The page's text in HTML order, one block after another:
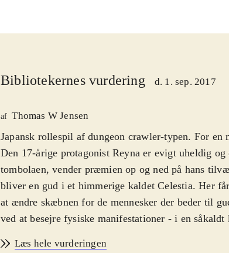
Bibliotekernes vurdering d. 1. sep. 2017
af Thomas W Jensen
Japansk rollespil af dungeon crawler-typen. For en
Den 17-årige protagonist Reyna er evigt uheldig
tombolaen, vender præmien op og ned på hans
bliver en gud i et himmerige kaldet Celestia. Her
at ændre skæbnen for de mennesker der beder til
ved at besejre fysiske manifestationer - i en
Læs hele vurderingen